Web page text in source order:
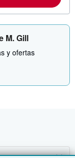
M. Gill
y ofertas